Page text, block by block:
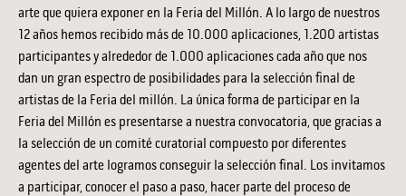
arte que quiera exponer en la Feria del Millón. A lo largo de nuestros
12 años hemos recibido más de 10.000 aplicaciones, 1.200 artistas
participantes y alrededor de 1.000 aplicaciones cada año que nos
dan un gran espectro de posibilidades para la selección final de
artistas de la Feria del millón. La única forma de participar en la
Feria del Millón es presentarse a nuestra convocatoria, que gracias a
la selección de un comité curatorial compuesto por diferentes
agentes del arte logramos conseguir la selección final. Los invitamos
a participar, conocer el paso a paso, hacer parte del proceso de